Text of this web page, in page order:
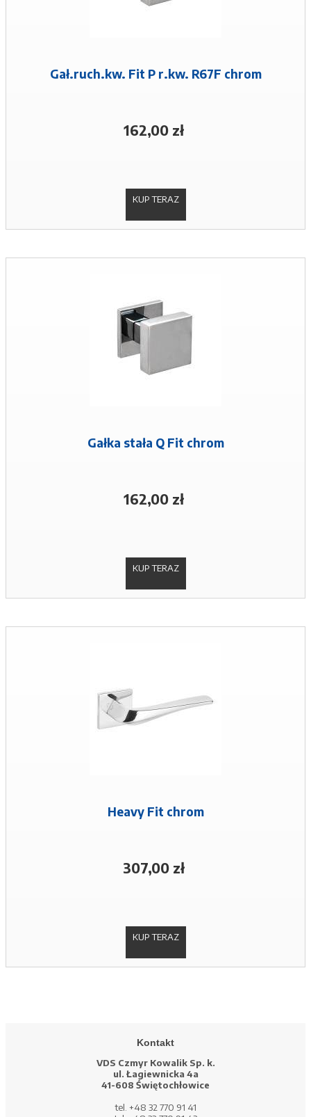
Gał.ruch.kw. Fit P r.kw. R67F chrom
162,00 zł
KUP TERAZ
Gałka stała Q Fit chrom
162,00 zł
KUP TERAZ
Heavy Fit chrom
307,00 zł
KUP TERAZ
Kontakt
VDS Czmyr Kowalik Sp. k.
ul. Łagiewnicka 4a
41-608 Świętochłowice
tel. +48 32 770 91 41